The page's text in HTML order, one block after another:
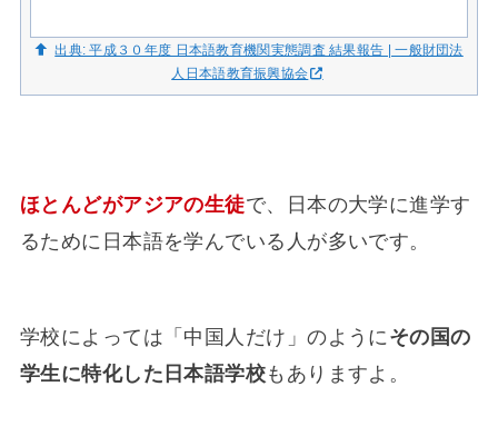
出典: 平成３０年度 日本語教育機関実態調査 結果報告 | 一般財団法
人日本語教育振興協会
ほとんどがアジアの生徒で、日本の大学に進学す
るために日本語を学んでいる人が多いです。
学校によっては「中国人だけ」のようにその国の
学生に特化した日本語学校もありますよ。